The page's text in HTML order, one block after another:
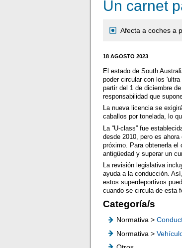
Un carnet
Afecta a coches a
18 AGOSTO 2023
El estado de South
poder circular con los
partir del 1 de diciembre
responsabilidad que
La nueva licencia se
caballos por tonelada, lo
La “U-class” fue
desde 2010, pero es
próximo. Para obtenerla el
antigüedad y superar un
La revisión legislativa
ayuda a la conducción.
estos superdeportivos
cuando se circula de esta
Categoría/s
Normativa >
Normativa >